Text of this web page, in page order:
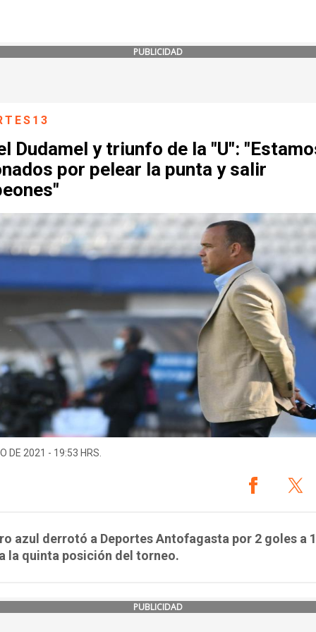
PUBLICIDAD
Dudamel y triunfo de la "U":
por pelear la punta y salir
DE 2021 - 19:53 HRS.
azul derrotó a Deportes Antofagasta por 2 goles a
la quinta posición del torneo.
PUBLICIDAD